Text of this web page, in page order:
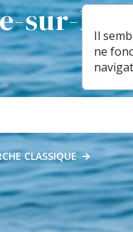
sur-
Il
ne
CLASSIQUE